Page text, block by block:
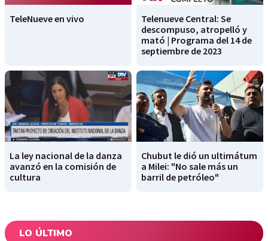
TeleNueve en vivo
Telenueve Central: Se
descompuso, atropelló y
mató | Programa del 14 de
septiembre de 2023
La ley nacional de la danza
avanzó en la comisión de
cultura
Chubut le dió un ultimátum
a Milei: "No sale más un
barril de petróleo"
LO ÚLTIMO